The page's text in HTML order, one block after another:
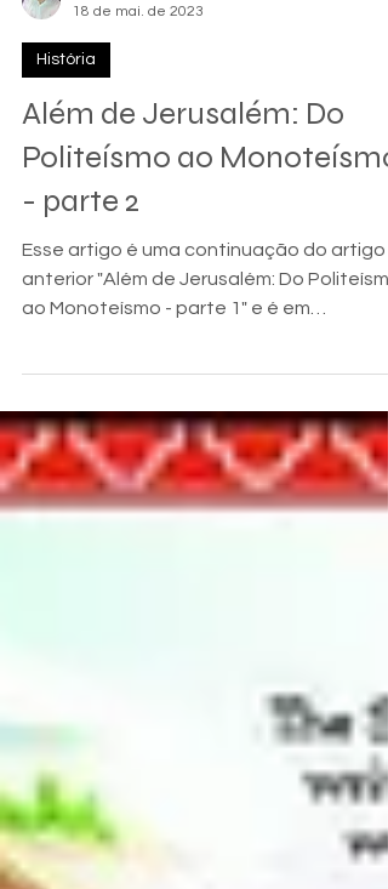
Flávio Amatti Filho
Além de Jerusalém: Do
Politeísmo ao Monoteísmo
- parte 2
Esse artigo é uma continuação do artigo
ao Monoteísmo - parte 1" e é em
comemoração ao DIA DE...